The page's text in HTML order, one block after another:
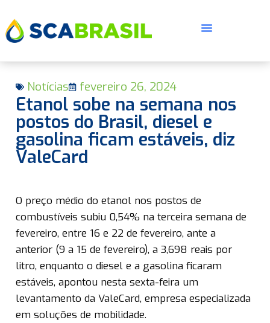
Notícias fevereiro 26, 2024
Etanol sobe na semana nos
postos do Brasil, diesel e
gasolina ficam estáveis, diz
ValeCard
O preço médio do etanol nos postos de
combustíveis subiu 0,54% na terceira semana de
fevereiro, entre 16 e 22 de fevereiro, ante a
anterior (9 a 15 de fevereiro), a 3,698 reais por
litro, enquanto o diesel e a gasolina ficaram
estáveis, apontou nesta sexta-feira um
levantamento da ValeCard, empresa especializada
em soluções de mobilidade.